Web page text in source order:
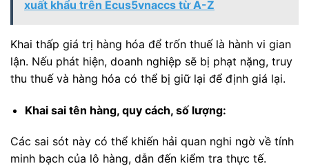
xuất khẩu trên Ecus5vnaccs từ A-Z
Khai thấp giá trị hàng hóa để trốn thuế là hành vi gian
lận. Nếu phát hiện, doanh nghiệp sẽ bị phạt nặng, truy
thu thuế và hàng hóa có thể bị giữ lại để định giá lại.
Khai sai tên hàng, quy cách, số lượng:
Các sai sót này có thể khiến hải quan nghi ngờ về tính
minh bạch của lô hàng, dẫn đến kiểm tra thực tế.